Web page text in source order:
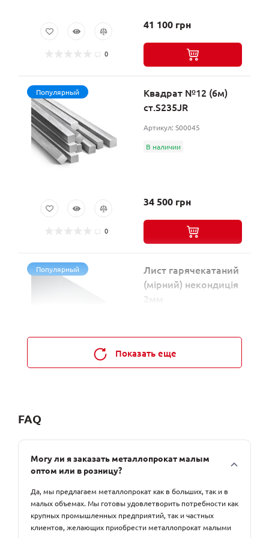
0
41 100 грн
Популярный
0
Квадрат №12 (6м)
ст.S235JR
Артикул: S00045
В наличии
34 500 грн
Популярный
Лист гарячекатаний
(мірний) некондиція
2мм
В наличии
Показать еще
FAQ
Могу ли я заказать металлопрокат малым
оптом или в розницу?
Да, мы предлагаем металлопрокат как в больших, так и в
малых объемах. Мы готовы удовлетворить потребности как
крупных промышленных предприятий, так и частных
клиентов, желающих приобрести металлопрокат малыми